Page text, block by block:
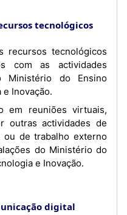
tecnológicos
com as actividades
Ministério do Ensino
Inovação.
outras actividades de
ou de trabalho externo
do Ministério do
e Inovação.
digital